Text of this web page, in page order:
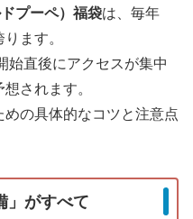
プーペ）福袋は、毎年
ます。
始直後にアクセスが集中
されます。
の具体的なコツと注意点
」がすべて